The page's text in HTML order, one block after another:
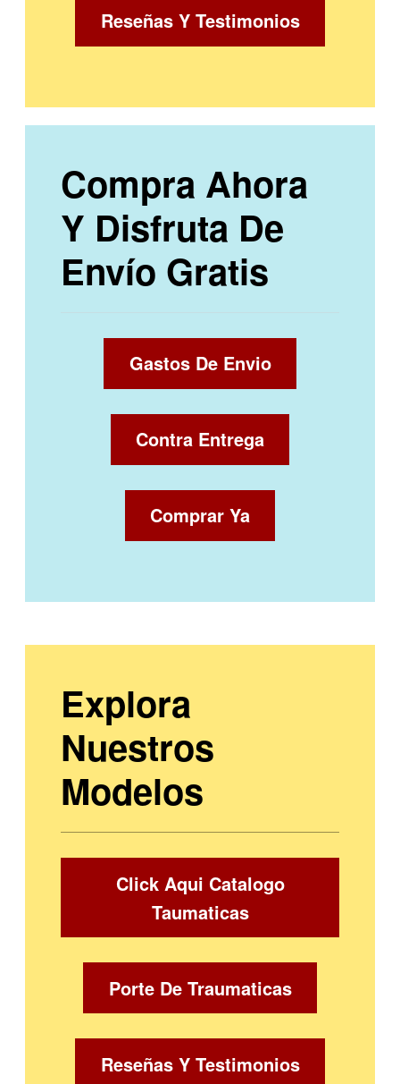
Reseñas Y Testimonios
Compra Ahora
Y Disfruta De
Envío Gratis
Gastos De Envio
Contra Entrega
Comprar Ya
Explora
Nuestros
Modelos
Click Aqui Catalogo
Taumaticas
Porte De Traumaticas
Reseñas Y Testimonios